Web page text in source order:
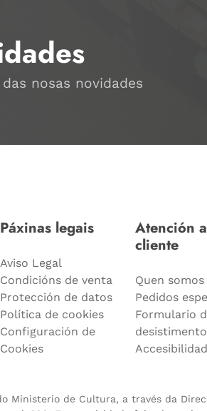
nosas novidades
Páxinas legais
Aviso Legal
Condicións de venta
Protección de datos
Política de cookies
Configuración de
Cookies
Atención
cliente
Quen somos
Pedidos
Formulario
desistimento
Ministerio de Cultura, a través da